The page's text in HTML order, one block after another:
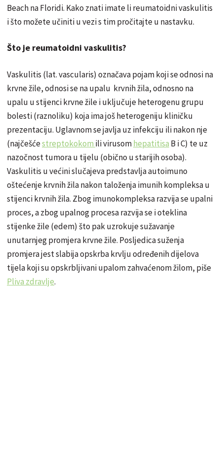
Beach na Floridi. Kako znati imate li reumatoidni vaskulitis
i što možete učiniti u vezi s tim pročitajte u nastavku.
Što je reumatoidni vaskulitis?
Vaskulitis (lat. vascularis) označava pojam koji se odnosi na
krvne žile, odnosi se na upalu krvnih žila, odnosno na
upalu u stijenci krvne žile i uključuje heterogenu grupu
bolesti (raznoliku) koja ima još heterogeniju kliničku
prezentaciju. Uglavnom se javlja uz infekciju ili nakon nje
(najčešćestreptokokom ili virusomhepatitisa B i C) te uz
nazočnost tumora u tijelu (obično u starijih osoba).
Vaskulitis u većini slučajeva predstavlja autoimuno
oštećenje krvnih žila nakon taloženja imunih kompleksa u
stijenci krvnih žila. Zbog imunokompleksa razvija se upalni
proces, a zbog upalnog procesa razvija se i oteklina
stijenke žile (edem) što pak uzrokuje sužavanje
unutarnjeg promjera krvne žile. Posljedica suženja
promjera jest slabija opskrba krvlju određenih dijelova
tijela koji su opskrbljivani upalom zahvaćenom žilom, piše
Pliva zdravlje.